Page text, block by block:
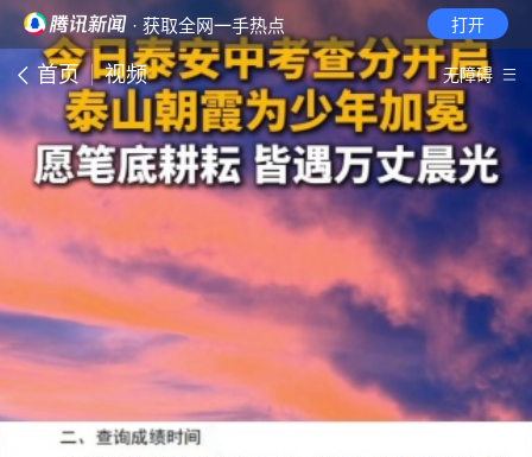
· 获取全网一手热点 打开
首页 视频 无障碍